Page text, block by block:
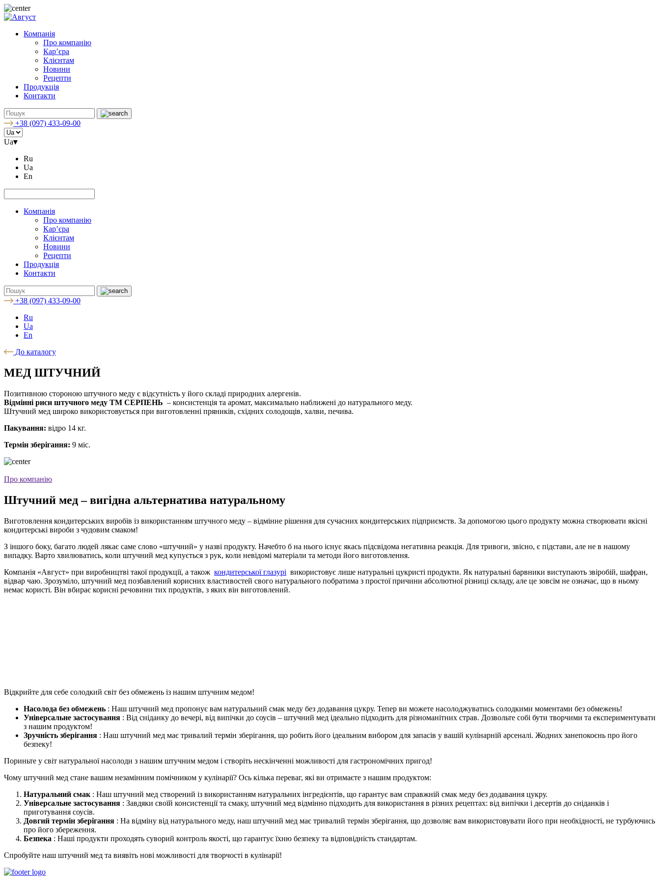
Компанія
Про компанію
Кар’єра
Клієнтам
Новини
Рецепти
Продукція
Контакти
+38 (097) 433-09-00
Ua▾
Ru
Ua
En
Компанія
Про компанію
Кар’єра
Клієнтам
Новини
Рецепти
Продукція
Контакти
+38 (097) 433-09-00
Ru
Ua
En
До каталогу
МЕД ШТУЧНИЙ
Позитивною стороною штучного меду є відсутність у його складі природних алергенів.
Відмінні риси штучного меду ТМ СЕРПЕНЬ – консистенція та аромат, максимально наближені до натурального меду.
Штучний мед широко використовується при виготовленні пряників, східних солодощів, халви, печива.
Пакування: відро 14 кг.
Термін зберігання: 9 міс.
Про компанію
Штучний мед – вигідна альтернатива натуральному
Виготовлення кондитерських виробів із використанням штучного меду – відмінне рішення для сучасних кондитерських підприємств. За допомогою цього продукту можна створювати якісні
кондитерські вироби з чудовим смаком!
З іншого боку, багато людей лякає саме слово «штучний» у назві продукту. Начебто б на нього існує якась підсвідома негативна реакція. Для тривоги, звісно, ​​є підстави, але не в нашому
випадку. Варто хвилюватись, коли штучний мед купується з рук, коли невідомі матеріали та методи його виготовлення.
Компанія «Август» при виробництві такої продукції, а також кондитерської глазурі використовує лише натуральні цукристі продукти. Як натуральні барвники виступають звіробій, шафран,
відвар чаю. Зрозуміло, штучний мед позбавлений корисних властивостей свого натурального побратима з простої причини абсолютної різниці складу, але це зовсім не означає, що в ньому
немає користі. Він вбирає корисні речовини тих продуктів, з яких він виготовлений.
Відкрийте для себе солодкий світ без обмежень із нашим штучним медом!
Насолода без обмежень : Наш штучний мед пропонує вам натуральний смак меду без додавання цукру. Тепер ви можете насолоджуватись солодкими моментами без обмежень!
Універсальне застосування : Від сніданку до вечері, від випічки до соусів – штучний мед ідеально підходить для різноманітних страв. Дозвольте собі бути творчими та експериментувати
з нашим продуктом!
Зручність зберігання : Наш штучний мед має тривалий термін зберігання, що робить його ідеальним вибором для запасів у вашій кулінарній арсеналі. Жодних занепокоєнь про його
безпеку!
Пориньте у світ натуральної насолоди з нашим штучним медом і створіть нескінченні можливості для гастрономічних пригод!
Чому штучний мед стане вашим незамінним помічником у кулінарії? Ось кілька переваг, які ви отримаєте з нашим продуктом:
Натуральний смак : Наш штучний мед створений із використанням натуральних інгредієнтів, що гарантує вам справжній смак меду без додавання цукру.
Універсальне застосування : Завдяки своїй консистенції та смаку, штучний мед відмінно підходить для використання в різних рецептах: від випічки і десертів до сніданків і
приготування соусів.
Довгий термін зберігання : На відміну від натурального меду, наш штучний мед має тривалий термін зберігання, що дозволяє вам використовувати його при необхідності, не турбуючись
про його збереження.
Безпека : Наші продукти проходять суворий контроль якості, що гарантує їхню безпеку та відповідність стандартам.
Спробуйте наш штучний мед та виявіть нові можливості для творчості в кулінарії!